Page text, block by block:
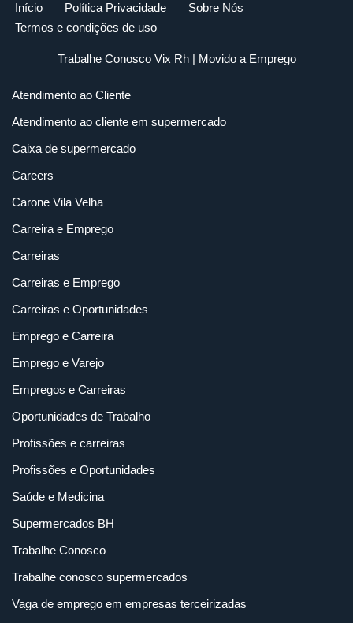
Início Política Privacidade
Sobre Nós
Termos e condições de uso
Trabalhe Conosco Vix Rh| Movido a Emprego
Atendimento ao Cliente
Atendimento ao cliente em supermercado
Caixa de supermercado
Careers
Carone Vila Velha
Carreira e Emprego
Carreiras
Carreiras e Emprego
Carreiras e Oportunidades
Emprego e Carreira
Emprego e Varejo
Empregos e Carreiras
Oportunidades de Trabalho
Profissões e carreiras
Profissões e Oportunidades
Saúde e Medicina
Supermercados BH
Trabalhe Conosco
Trabalhe conosco supermercados
Vaga de emprego em empresas terceirizadas